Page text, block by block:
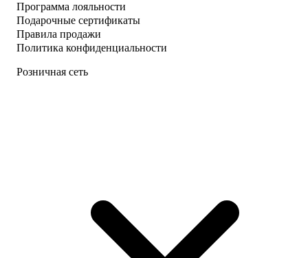
Программа лояльности
Подарочные сертификаты
Правила продажи
Политика конфиденциальности
Розничная сеть